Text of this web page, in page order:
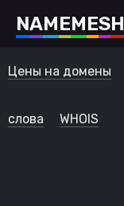
NAMEMESH
Цены на домены
слова WHOIS